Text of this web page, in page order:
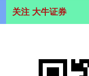
关注 大牛证券